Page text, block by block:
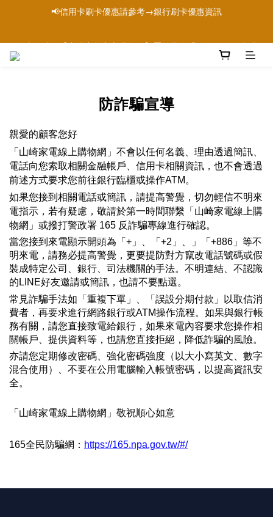
📢本網站為【山崎家電官方購物網】屬於品牌「YAMASAKI 山崎
📢信用卡刷卡優惠請參考→銀行刷卡優惠資訊
📢本網站為【山崎家電官方購物網】屬於品牌「YAMASAKI 山崎
防詐騙宣導
親愛的顧客您好
「山崎家電線上購物網」 不會以任何名義、理由透過簡訊、
電話向您索取相關金融帳戶、信用卡相關資訊，也不會透過
前述方式要求您前往銀行臨櫃或操作ATM。
如果您接到相關電話或簡訊，請提高警覺，切勿輕信不明來
電指示，若有疑慮，敬請於第一時間聯繫 「山崎家電線上購
物網」 或撥打警政署 165 反詐騙專線進行確認。
當您接到來電顯示開頭為「+」、「+2」、」「+886」等不
明來電，請務必提高警覺，更要提防對方竄改電話號碼或假
裝成特定公司、銀行、司法機關的手法。不明連結、不認識
的LINE好友邀請或簡訊，也請不要點選。
常見詐騙手法如「重複下單」、「誤設分期付款」以取信消
費者，再要求進行網路銀行或ATM操作流程。如果與銀行帳
務有關，請您直接致電給銀行，如果來電內容要求您操作相
關帳戶、提供資料等，也請您直接拒絕，降低詐騙的風險。
亦請您定期修改密碼、強化密碼強度（以大小寫英文、數字
混合使用）、不要在公用電腦輸入帳號密碼，以提高資訊安
全。
「山崎家電線上購物網」敬祝順心如意
165全民防騙網： https://165.npa.gov.tw/#/